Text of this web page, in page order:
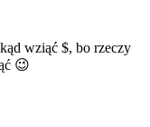
wziąć $, bo rzeczy
😉